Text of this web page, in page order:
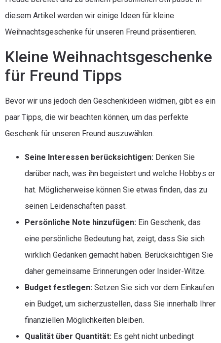
diesem Artikel werden wir einige Ideen für kleine
Weihnachtsgeschenke für unseren Freund präsentieren.
Kleine Weihnachtsgeschenke
für Freund Tipps
Bevor wir uns jedoch den Geschenkideen widmen, gibt es ein
paar Tipps, die wir beachten können, um das perfekte
Geschenk für unseren Freund auszuwählen.
Seine Interessen berücksichtigen: Denken Sie
darüber nach, was ihn begeistert und welche Hobbys er
hat. Möglicherweise können Sie etwas finden, das zu
seinen Leidenschaften passt.
Persönliche Note hinzufügen: Ein Geschenk, das
eine persönliche Bedeutung hat, zeigt, dass Sie sich
wirklich Gedanken gemacht haben. Berücksichtigen Sie
daher gemeinsame Erinnerungen oder Insider-Witze.
Budget festlegen: Setzen Sie sich vor dem Einkaufen
ein Budget, um sicherzustellen, dass Sie innerhalb Ihrer
finanziellen Möglichkeiten bleiben.
Qualität über Quantität: Es geht nicht unbedingt